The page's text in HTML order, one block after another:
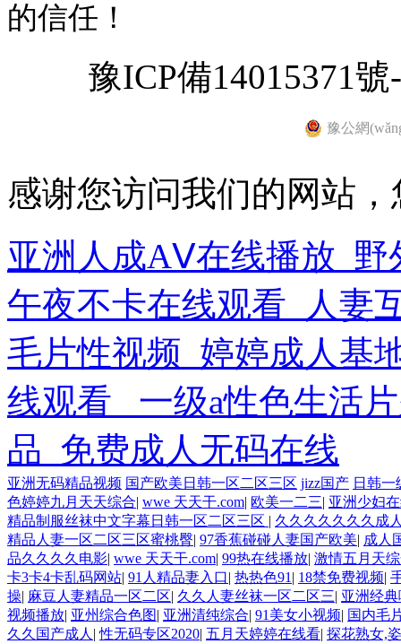
的信任！
豫ICP備14015371號
豫公網
感谢您访问我们的网站
亚洲人成AⅤ在线播放_
午夜不卡在线观看_人妻
毛片性视频_婷婷成人基
线观看 _一级a性色生活
品_免费成人无码在线
亚洲无码精品视频 国产欧美日韩一区二区三区 jizz国产 日韩一
欧美3级网站 一区二区亚洲AV 精品九九九三级片 亚洲姑娘按
品一在线 亚洲成人网站在线视频播放 粉嫩视频免费在线播放
一二三区 观看性高潮在线播放网站 日本人妻交换偷拍视频
级久久久久 国产乱淫视频久久久久 久久黄色AV网站 久久亚
自拍偷拍-国产... 亚洲啪啪综合av一区 亚洲成人噜噜噜噜噜
伦一区二区三区 日韩精品亚洲偷拍 亚洲无码高清日韩欧美一
合网 综合激情小说一区 亚洲AV日韩在线观看 91手机在线亚
清不卡 欧美特黄一级户外 99精品国产无码 黄色成年国产精品
色婷婷九月天天综合| wwe 天天干.com| 欧美一二三| 亚洲少妇
精品制服丝袜中文字幕日韩一区二区三区 | 久久久久久久久成
精品人妻一区二区三区蜜桃臀| 97香蕉碰碰人妻国产欧美| 成人
品久久久久电影| wwe 天天干.com| 99热在线播放| 激情五月天
卡3卡4卡乱码网站| 91人精品妻入口| 热热色91 | 18禁免费视频|
操| 麻豆人妻精品一区二区| 久久人妻丝袜一区二区三| 亚洲经
视频播放| 亚州综合色图| 亚洲清纯综合| 91美女小视频| 国内毛
久久国产成人 |性无码专区2020| 五月天婷婷在线看| 探花熟女,